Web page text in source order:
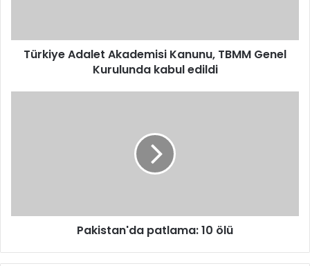
edildi
Türkiye Adalet Akademisi Kanunu, TBMM Genel
Kurulunda kabul edildi
Pakistan'da patlama: 10 ölü